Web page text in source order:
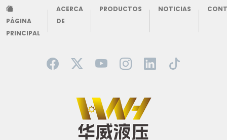
PÁGINA
PRINCIPAL
ACERCA
DE
PRODUCTOS NOTICIAS